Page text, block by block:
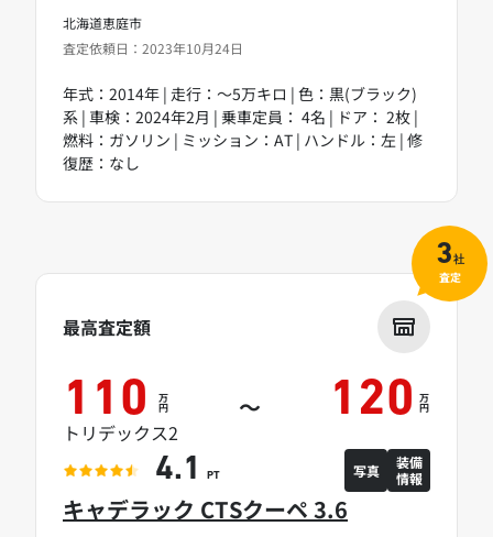
北海道恵庭市
査定依頼日：2023年10月24日
年式：2014年 | 走行：～5万キロ | 色：黒(ブラック)
系 | 車検：2024年2月 | 乗車定員： 4名 | ドア： 2枚 |
燃料：ガソリン | ミッション：AT | ハンドル：左 | 修
復歴：なし
キャデラック CTSクーペ 3.6
最高査定額
110 万
円 ～ 120 万
円
トリデックス2
4.1 PT 写真
装備
情報
3社
査定